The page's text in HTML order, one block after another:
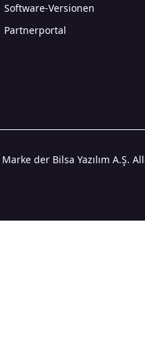
Software-Versionen
Partnerportal
der Bilsa Yazılım A.Ş.